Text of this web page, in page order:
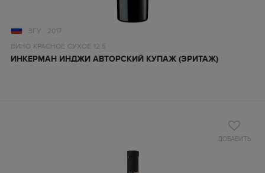
ЗГУ
2017
ВИНО КРАСНОЕ СУХОЕ 12.5
ИНКЕРМАН ИНДЖИ АВТОРСКИЙ КУПАЖ (ЭРИТАЖ)
ДОБАВИТЬ